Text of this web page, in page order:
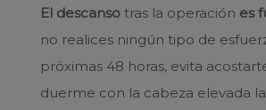
El descanso tras la operación es
no realices ningún tipo de
próximas 48 horas, evita
duerme con la cabeza elevada